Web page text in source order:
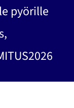
pyörille